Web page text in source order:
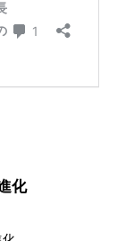
化